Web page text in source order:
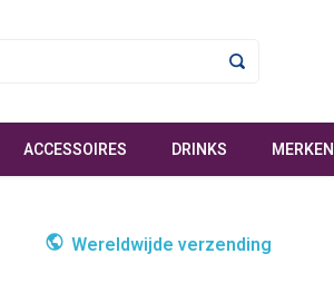
ACCESSOIRES DRINKS MERKEN
Wereldwijde verzending